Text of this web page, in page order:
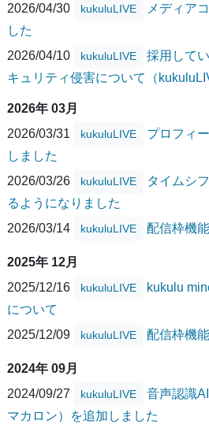
2026/04/30
kukuluLIVE
メディア
した
2026/04/10
kukuluLIVE
採用して
キュリティ侵害について（
2026年 03月
2026/03/31
kukuluLIVE
プロフィ
しました
2026/03/26
kukuluLIVE
タイムシ
るようになりました
2026/03/14
kukuluLIVE 配信枠機
2025年 12月
2025/12/16
kukuluLIVE
kukulu
について
2025/12/09
kukuluLIVE 配信枠機
2024年 09月
2024/09/27
kukuluLIVE
音声認識
マカロン）を追加しました